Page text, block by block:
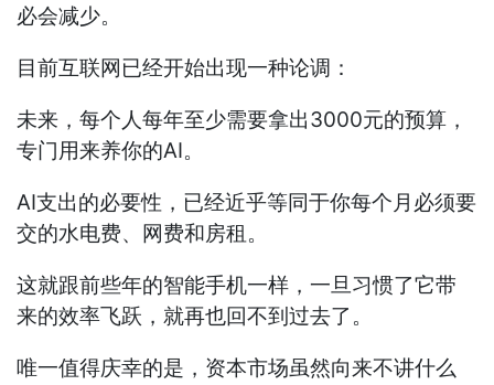
必会减少。
目前互联网已经开始出现一种论调：
未来，每个人每年至少需要拿出3000元的预算，
专门用来养你的AI。
AI支出的必要性，已经近乎等同于你每个月必须要
交的水电费、网费和房租。
这就跟前些年的智能手机一样，一旦习惯了它带
来的效率飞跃，就再也回不到过去了。
唯一值得庆幸的是，资本市场虽然向来不讲什么